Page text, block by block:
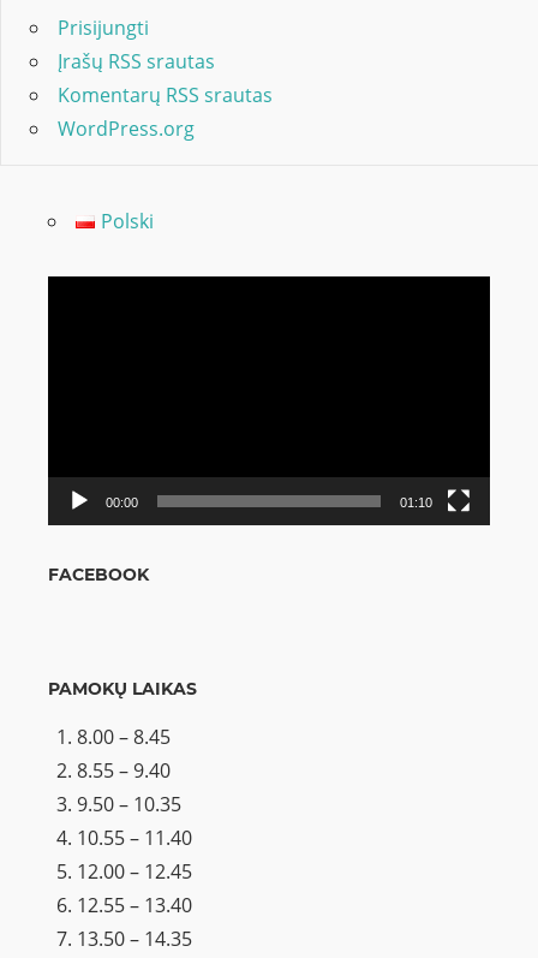
Prisijungti
Įrašų RSS srautas
Komentarų RSS srautas
WordPress.org
Polski
00:00 01:10
FACEBOOK
PAMOKŲ LAIKAS
8.00 – 8.45
8.55 – 9.40
9.50 – 10.35
10.55 – 11.40
12.00 – 12.45
12.55 – 13.40
13.50 – 14.35